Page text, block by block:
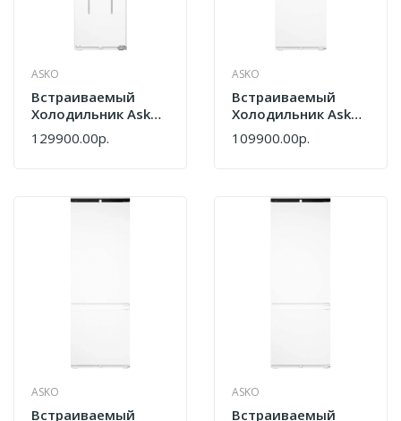
ASKO
Встраиваемый
Холодильник Asko
RBC276DNC1.P
748323
129900.00р.
ASKO
Встраиваемый
Холодильник Asko
RBC276SND1.P
748322
109900.00р.
ASKO
Встраиваемый
ASKO
Встраиваемый